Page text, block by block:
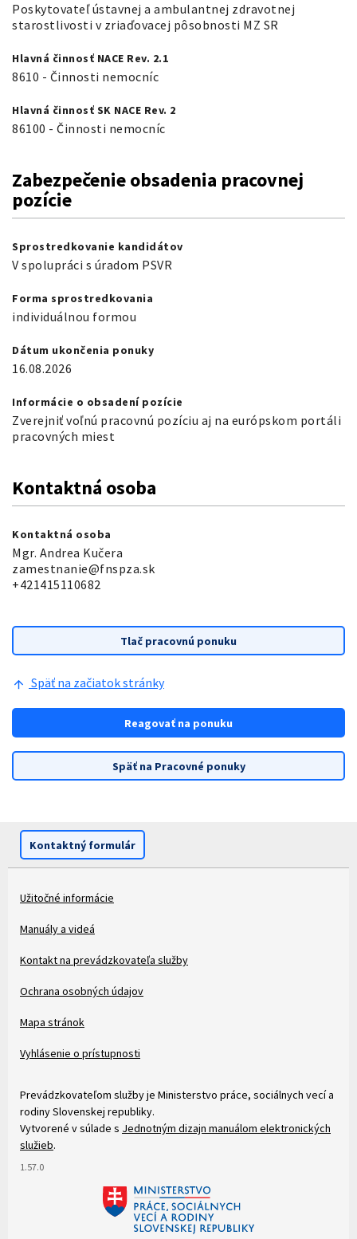
Poskytovateľ ústavnej a ambulantnej zdravotnej
starostlivosti v zriaďovacej pôsobnosti MZ SR
Hlavná činnosť NACE Rev. 2.1
8610 - Činnosti nemocníc
Hlavná činnosť SK NACE Rev. 2
86100 - Činnosti nemocníc
Zabezpečenie obsadenia pracovnej
pozície
Sprostredkovanie kandidátov
V spolupráci s úradom PSVR
Forma sprostredkovania
individuálnou formou
Dátum ukončenia ponuky
16.08.2026
Informácie o obsadení pozície
Zverejniť voľnú pracovnú pozíciu aj na európskom portáli
pracovných miest
Kontaktná osoba
Kontaktná osoba
Mgr. Andrea Kučera
zamestnanie@fnspza.sk
+421415110682
Tlač pracovnú ponuku
arrow_upward Späť na začiatok stránky
Reagovať na ponuku
Späť na Pracovné ponuky
Kontaktný formulár
Patička
Užitočné informácie
Manuály a videá
Kontakt na prevádzkovateľa služby
Ochrana osobných údajov
Mapa stránok
Vyhlásenie o prístupnosti
Prevádzkovateľom služby je Ministerstvo práce, sociálnych vecí a
rodiny Slovenskej republiky.
Vytvorené v súlade s Jednotným dizajn manuálom elektronických
služieb.
1.57.0